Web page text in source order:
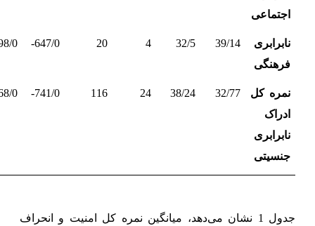
اجتماعی
نابرابری
فرهنگی
39/14
32/5
4
20
647/0-
0-
نمره کل
ادراک
نابرابری
جنسیتی
32/77
38/24
24
116
741/0-
0-
جدول 1 نشان می‌دهد، میانگین نمره کل امنیت و انحراف